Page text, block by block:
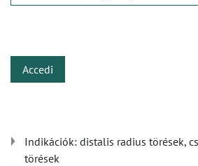
Accedi
Indikációk: distalis radius törések,
törések